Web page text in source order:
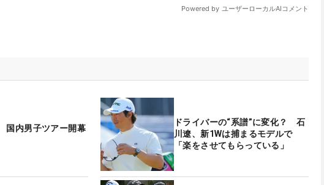
内男子ツアー開幕
ドライバーの“系譜”に変化？ 石
川遼、新1Wは捕まるモデルで
「楽をさせてもらっている」